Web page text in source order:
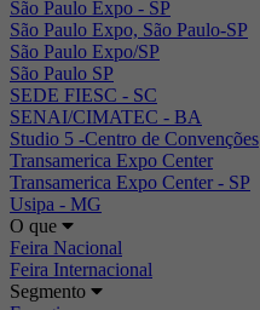
São Paulo Expo - SP
São Paulo Expo, São Paulo-SP
São Paulo Expo/SP
São Paulo SP
SEDE FIESC - SC
SENAI/CIMATEC - BA
Studio 5 -Centro de Convenções
Transamerica Expo Center
Transamerica Expo Center - SP
Usipa - MG
O que
Feira Nacional
Feira Internacional
Segmento